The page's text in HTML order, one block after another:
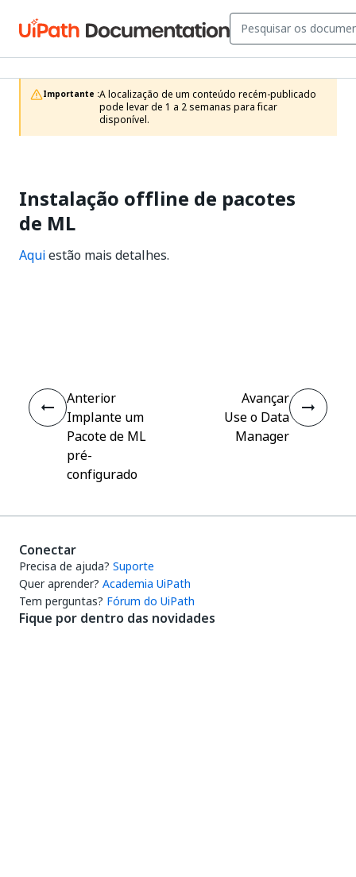
Importante :A localização de um conteúdo recém-publicado
pode levar de 1 a 2 semanas para ficar
disponível.
Instalação offline de pacotes
de ML
Aquiestão mais detalhes.
Anterior
Implante um
Pacote de ML
pré-
configurado
Avançar
Use o Data
Manager
Conectar
Precisa de ajuda? Suporte
Quer aprender? Academia UiPath
Tem perguntas? Fórum do UiPath
Fique por dentro das novidades